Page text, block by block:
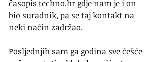
časopis techno.hr gdje nam je i on
bio suradnik, pa se taj kontakt na
neki način zadržao.
Posljednjih sam ga godina sve češće